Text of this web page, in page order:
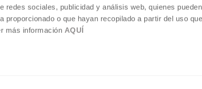
redes sociales, publicidad y análisis web, quienes
proporcionado o que hayan recopilado a partir del uso
más información AQUÍ
ZENTROA,